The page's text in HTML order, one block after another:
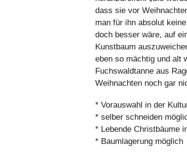
dass sie vor
man für ihn absolut
doch besser wäre, auf
Kunstbaum
eben so mächtig und alt
Fuchswaldtanne aus
Weihnachten noch gar
* Vorauswahl in der
* selber schneiden
* Lebende Christbäume
* Baumlagerung möglich